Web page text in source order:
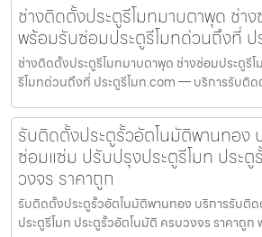
ช่างติดตั้งประตูรีโมทมาบตาพุด ช่า
พร้อมรับซ่อมประตูรีโมทด่วนถึงที่ ป
ช่างติดตั้งประตูรีโมทมาบตาพุด ช่างซ่อมประตูรี
รีโมทด่วนถึงที่ ประตูรีโมท.com — บริการรับติด
รับติดตั้งประตูรั้วอัตโนมัติพานทอง
ซ่อมแซ่ม ปรับปรุงประตูรีโมท ประ
วงจร ราคาถูก
รับติดตั้งประตูรั้วอัตโนมัติพานทอง บริการรับติ
ประตูรีโมท ประตูรั้วอัตโนมัติ ครบวงจร ราคาถูก